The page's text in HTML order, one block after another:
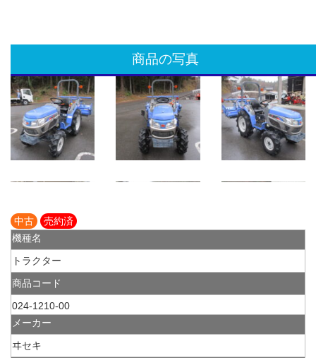
商品の写真
中古
売約済
機種名
トラクター
商品コード
024-1210-00
メーカー
ヰセキ